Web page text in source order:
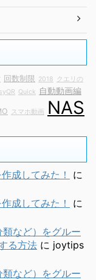
回数制限 2018
クエリの
Quick
自動動画編
スマホ動画 NAS
成してみた！
に
成してみた！
に
など）をグルー
る方法 に joytips
など）をグルー